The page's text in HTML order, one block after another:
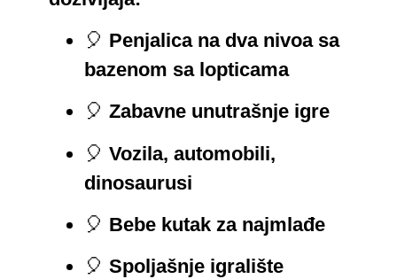
🎈 Penjalica na dva nivoa sa
bazenom sa lopticama
🎈 Zabavne unutrašnje igre
🎈 Vozila, automobili,
dinosaurusi
🎈 Bebe kutak za najmlađe
🎈 Spoljašnje igralište